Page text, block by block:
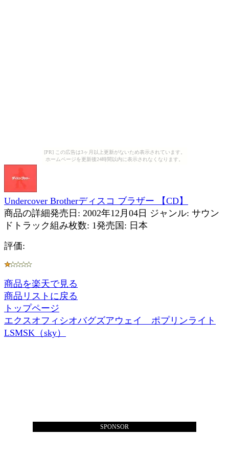
[PR] この広告は3ヶ月以上更新がないため表示されています。
ホームページを更新後24時間以内に表示されなくなります。
Undercover Brotherディスコ ブラザー 【CD】
商品の詳細発売日: 2002年12月04日 ジャンル: サウン
ドトラック組み枚数: 1発売国: 日本
評価:
商品を楽天で見る
商品リストに戻る
トップページ
エクスオフィシオバグズアウェイ ポプリンライト
LSMSK（sky）
SPONSOR